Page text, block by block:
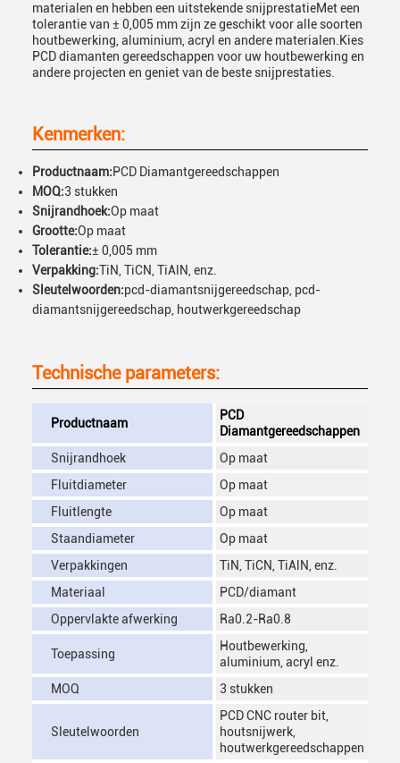
materialen en hebben een uitstekende snijprestatieMet een
tolerantie van ± 0,005 mm zijn ze geschikt voor alle soorten
houtbewerking, aluminium, acryl en andere materialen.Kies
PCD diamanten gereedschappen voor uw houtbewerking en
andere projecten en geniet van de beste snijprestaties.
Kenmerken:
Productnaam:PCD Diamantgereedschappen
MOQ:3 stukken
Snijrandhoek:Op maat
Grootte:Op maat
Tolerantie:± 0,005 mm
Verpakking:TiN, TiCN, TiAlN, enz.
Sleutelwoorden:pcd-diamantsnijgereedschap, pcd-
diamantsnijgereedschap, houtwerkgereedschap
Technische parameters:
Productnaam
PCD
Diamantgereedschappen
Snijrandhoek
Op maat
Fluitdiameter
Op maat
Fluitlengte
Op maat
Staandiameter
Op maat
Verpakkingen
TiN, TiCN, TiAlN, enz.
Materiaal
PCD/diamant
Oppervlakte afwerking
Ra0.2-Ra0.8
Toepassing
Houtbewerking,
aluminium, acryl enz.
MOQ
3 stukken
Sleutelwoorden
PCD CNC router bit,
houtsnijwerk,
houtwerkgereedschappen